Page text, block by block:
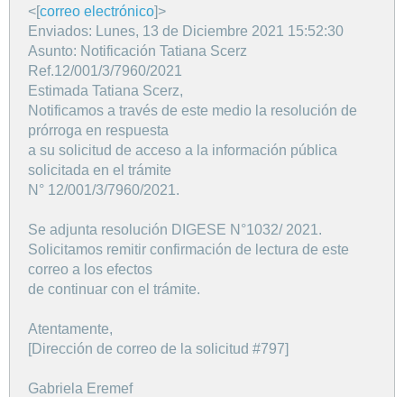
<[correo electrónico]>
Enviados: Lunes, 13 de Diciembre 2021 15:52:30
Asunto: Notificación Tatiana Scerz
Ref.12/001/3/7960/2021
Estimada Tatiana Scerz,
Notificamos a través de este medio la resolución de
prórroga en respuesta
a su solicitud de acceso a la información pública
solicitada en el trámite
N° 12/001/3/7960/2021.
Se adjunta resolución DIGESE N°1032/ 2021.
Solicitamos remitir confirmación de lectura de este
correo a los efectos
de continuar con el trámite.
Atentamente,
[Dirección de correo de la solicitud #797]
Gabriela Eremef